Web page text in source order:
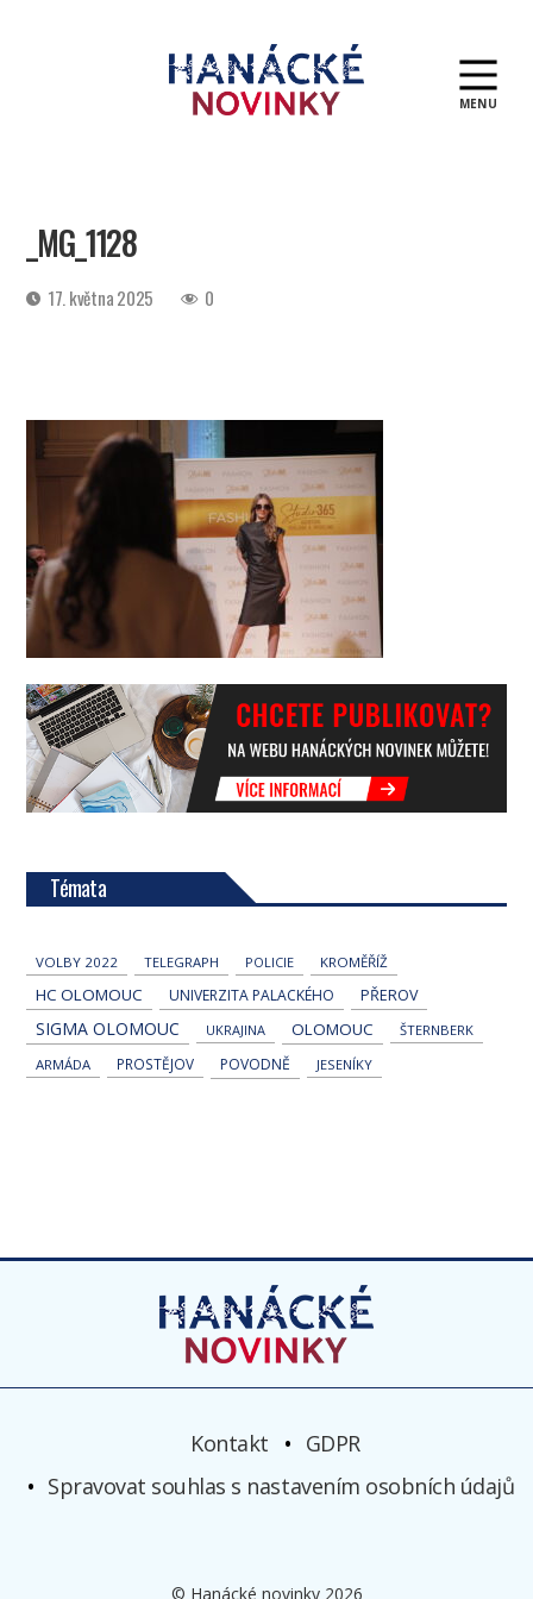
MENU
_MG_1128
Datum17. května 2025 0
Témata
VOLBY 2022 TELEGRAPH POLICIE KROMĚŘÍŽ
HC OLOMOUC UNIVERZITA PALACKÉHO PŘEROV
SIGMA OLOMOUC UKRAJINA OLOMOUC
ŠTERNBERK
ARMÁDA
PROSTĚJOV POVODNĚ JESENÍKY
Kontakt
GDPR
Spravovat souhlas s nastavením osobních údajů
© Hanácké novinky 2026